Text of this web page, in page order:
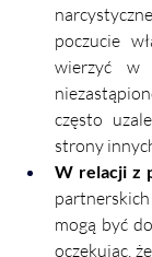
poczucie
wierzyć w
często
strony
W relacji z
mogą być
oczekując,